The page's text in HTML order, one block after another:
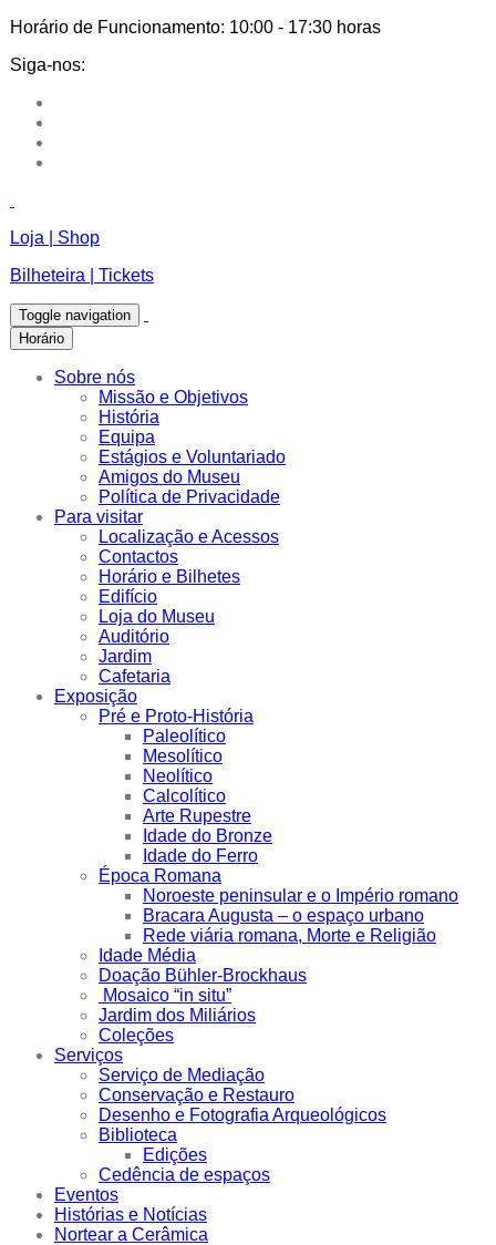
Horário de Funcionamento: 10:00 - 17:30 horas
Siga-nos:
Loja | Shop
Bilheteira | Tickets
Toggle navigation
Horário
Sobre nós
Missão e Objetivos
História
Equipa
Estágios e Voluntariado
Amigos do Museu
Política de Privacidade
Para visitar
Localização e Acessos
Contactos
Horário e Bilhetes
Edifício
Loja do Museu
Auditório
Jardim
Cafetaria
Exposição
Pré e Proto-História
Paleolítico
Mesolítico
Neolítico
Calcolítico
Arte Rupestre
Idade do Bronze
Idade do Ferro
Época Romana
Noroeste peninsular e o Império romano
Bracara Augusta – o espaço urbano
Rede viária romana, Morte e Religião
Idade Média
Doação Bühler-Brockhaus
Mosaico “in situ”
Jardim dos Miliários
Coleções
Serviços
Serviço de Mediação
Conservação e Restauro
Desenho e Fotografia Arqueológicos
Biblioteca
Edições
Cedência de espaços
Eventos
Histórias e Notícias
Nortear a Cerâmica